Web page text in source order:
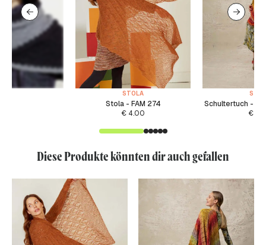
STOLA
Stola - FAM 274
€ 4.00
Schultertuch -
€
Diese Produkte könnten dir auch gefallen